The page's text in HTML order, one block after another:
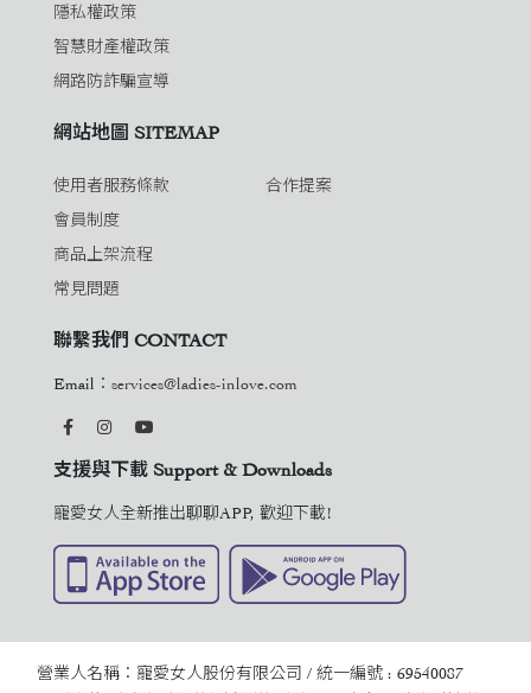
隱私權政策
智慧財產權政策
網路防詐騙宣導
網站地圖 SITEMAP
使用者服務條款
會員制度
商品上架流程
常見問題
合作提案
聯繫我們 CONTACT
Email： services@ladies-inlove.com
支援與下載 Support & Downloads
寵愛女人全新推出聊聊APP, 歡迎下載!
營業人名稱：寵愛女人股份有限公司 / 統一編號 : 69540087